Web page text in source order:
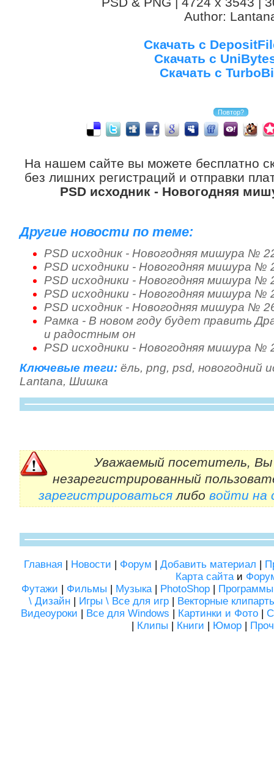
Author:
Скачать с
Скачать с
Скачать с
На нашем сайте вы можете бесплатно
без лишних регистраций и отправки
PSD исходник - Новогодняя
Другие новости по теме:
PSD исходник - Новогодняя мишура №
PSD исходники - Новогодняя мишура №
PSD исходники - Новогодняя мишура №
PSD исходники - Новогодняя мишура №
PSD исходник - Новогодняя мишура №
Рамка - В новом году будет править
и радостным он
PSD исходники - Новогодняя мишура №
Ключевые теги: ёль, png, psd, новогодний
Lantana, Шишка
Уважаемый посетитель, Вы
незарегистрированный
зарегистрироватьсялибо войти на
Главная | Новости | Форум | Добавить материал |
Карта сайтаи
Футажи | Фильмы | Музыка| PhotoShop | Программы
\ Дизайн | Игры \ Все для игр | Векторные
Видеоуроки | Все для Windows | Картинки и Фото|
| Клипы | Книги | Юмор |